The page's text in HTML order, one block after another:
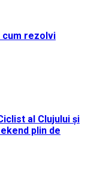
cum rezolvi
al Clujului și
plin de